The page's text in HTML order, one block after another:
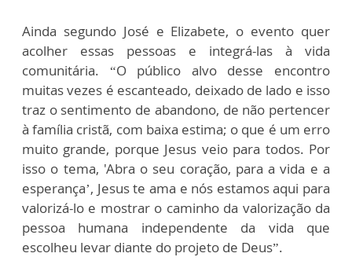
Ainda segundo José e Elizabete, o evento quer
acolher essas pessoas e integrá-las à vida
comunitária. “O público alvo desse encontro
muitas vezes é escanteado, deixado de lado e isso
traz o sentimento de abandono, de não pertencer
à família cristã, com baixa estima; o que é um erro
muito grande, porque Jesus veio para todos. Por
isso o tema, 'Abra o seu coração, para a vida e a
esperança’, Jesus te ama e nós estamos aqui para
valorizá-lo e mostrar o caminho da valorização da
pessoa humana independente da vida que
escolheu levar diante do projeto de Deus”.